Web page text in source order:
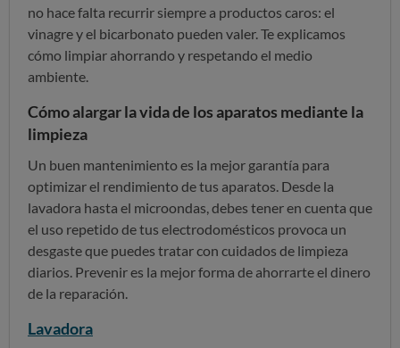
no hace falta recurrir siempre a productos caros: el
vinagre y el bicarbonato pueden valer. Te explicamos
cómo limpiar ahorrando y respetando el medio
ambiente.
Cómo alargar la vida de los aparatos mediante la
limpieza
Un buen mantenimiento es la mejor garantía para
optimizar el rendimiento de tus aparatos. Desde la
lavadora hasta el microondas, debes tener en cuenta que
el uso repetido de tus electrodomésticos provoca un
desgaste que puedes tratar con cuidados de limpieza
diarios. Prevenir es la mejor forma de ahorrarte el dinero
de la reparación.
Lavadora